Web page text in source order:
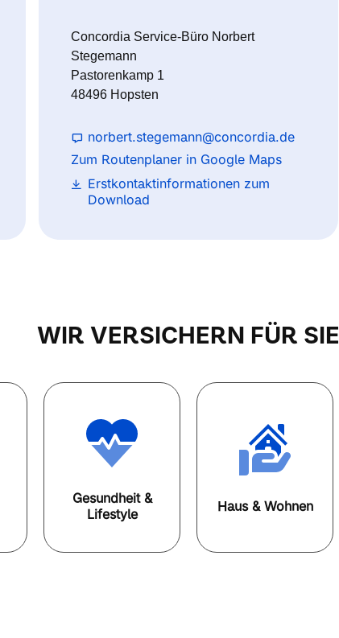
Concordia Service-Büro Norbert
Stegemann
Pastorenkamp 1
48496 Hopsten
norbert.stegemann@concordia.de
Zum Routenplaner in Google Maps
Erstkontaktinformationen zum
Download
WIR VERSICHERN FÜR SIE
Gesundheit &
Lifestyle
Haus & Wohnen